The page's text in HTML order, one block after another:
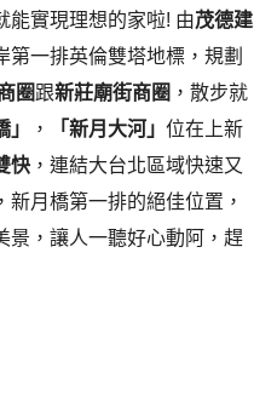
能實現理想的家啦! 由茂德建
第一排英倫雙塔地標，規劃
圈跟新莊廟街商圈 ，散步就
」 ， 「新月大河」 位在上新
快 ，連結大台北區域快速又
月橋第一排的絕佳位置，
景，讓人一聽好心動阿，趕